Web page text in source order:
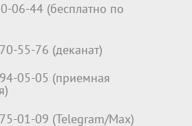
06-44 (бесплатно по
55-76 (деканат)
05-05 (приемная
01-09 (Telegram/Max)